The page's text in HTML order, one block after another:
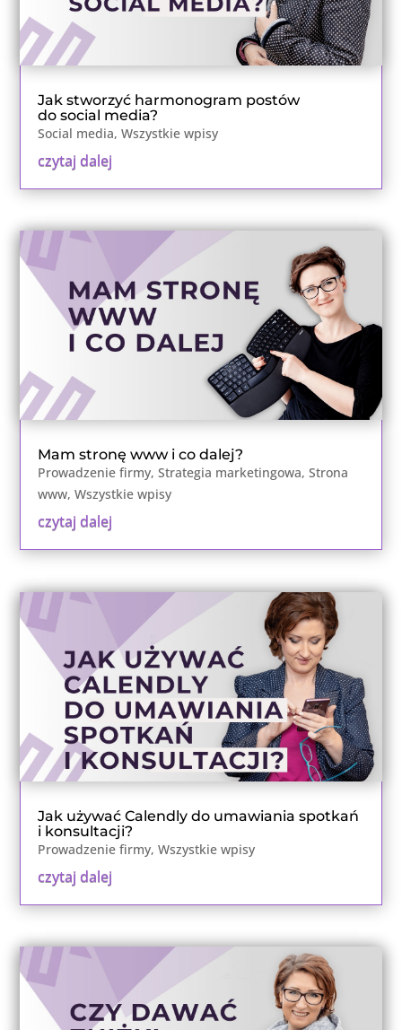
Jak stworzyć harmonogram postów
do social media?
Social media,Wszystkie wpisy
czytaj dalej
Mam stronę www i co dalej?
Prowadzenie firmy,Strategia marketingowa,Strona
www,Wszystkie wpisy
czytaj dalej
Jak używać Calendly do umawiania spotkań
i konsultacji?
Prowadzenie firmy,Wszystkie wpisy
czytaj dalej